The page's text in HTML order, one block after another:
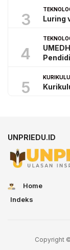
3 Luring
4
5
UNPRIEDU.ID
Home
Indeks
Copyright